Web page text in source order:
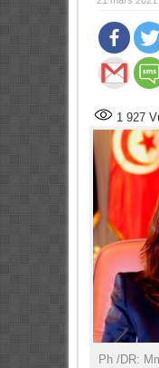
1 927
Ph /DR: